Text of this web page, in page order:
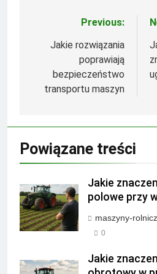
Nawigacja
wpisu
Previous:
Jakie rozwiązania
poprawiają
bezpieczeństwo
transportu maszyn
Powiązane treści
Jakie
polowe przy
maszyny-
0
Jakie